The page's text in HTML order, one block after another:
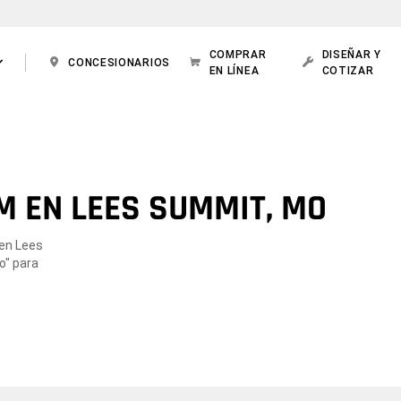
CONCESIONARIOS
COMPRAR
EN LÍNEA
DISEÑAR Y
COTIZAR
EN LEES SUMMIT, MO
Lees
para